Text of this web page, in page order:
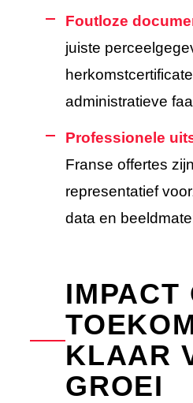
Foutloze
juiste
administratieve
Professionele
Franse offertes
representatief
data en
IMPACT
KLAAR
GROEI